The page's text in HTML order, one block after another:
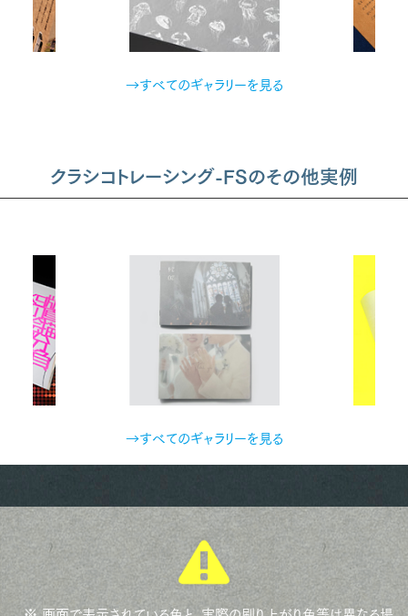
→すべてのギャラリーを見る
クラシコトレーシング-FSのその他実例
→すべてのギャラリーを見る